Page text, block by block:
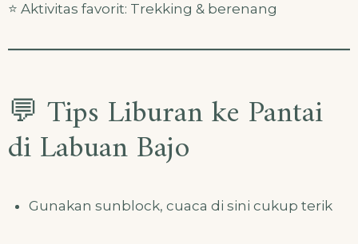
⭐ Aktivitas favorit: Trekking & berenang
💬 Tips Liburan ke Pantai
di Labuan Bajo
Gunakan sunblock, cuaca di sini cukup terik